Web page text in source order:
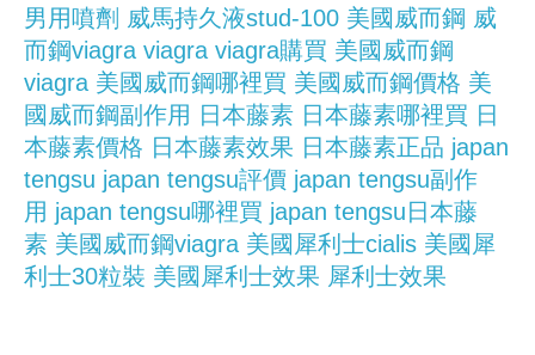
男用噴劑 威馬持久液stud-100 美國威而鋼 威
而鋼viagra viagra viagra購買 美國威而鋼
viagra 美國威而鋼哪裡買 美國威而鋼價格 美
國威而鋼副作用 日本藤素 日本藤素哪裡買 日
本藤素價格 日本藤素效果 日本藤素正品 japan
tengsu japan tengsu評價 japan tengsu副作
用 japan tengsu哪裡買 japan tengsu日本藤
素 美國威而鋼viagra 美國犀利士cialis 美國犀
利士30粒裝 美國犀利士效果 犀利士效果